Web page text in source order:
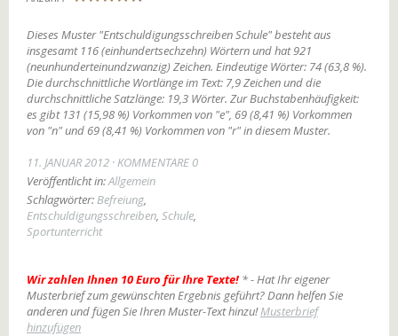
Dieses Muster "Entschuldigungsschreiben Schule" besteht aus
insgesamt 116 (einhundertsechzehn) Wörtern und hat 921
(neunhunderteinundzwanzig) Zeichen. Eindeutige Wörter: 74 (63,8 %).
Die durchschnittliche Wortlänge im Text: 7,9 Zeichen und die
durchschnittliche Satzlänge: 19,3 Wörter. Zur Buchstabenhäufigkeit:
es gibt 131 (15,98 %) Vorkommen von "e", 69 (8,41 %) Vorkommen
von "n" und 69 (8,41 %) Vorkommen von "r" in diesem Muster.
11. JANUAR 2012 KOMMENTARE 0
Veröffentlicht in:Allgemein
Schlagwörter:Befreiung,
Entschuldigungsschreiben, Schule,
Sportunterricht
Wir zahlen Ihnen 10 Euro für Ihre Texte! * - Hat Ihr eigener
Musterbrief zum gewünschten Ergebnis geführt? Dann helfen Sie
anderen und fügen Sie Ihren Muster-Text hinzu!Musterbrief
hinzufügen